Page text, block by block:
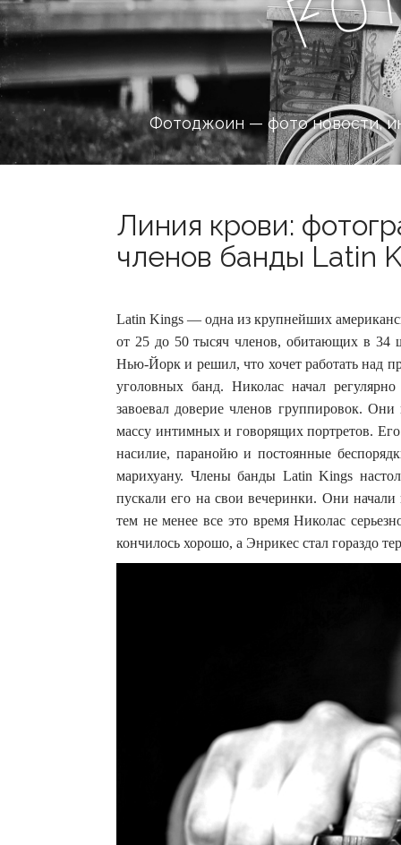
F
Фотоджоин — фото новости,
Линия крови:
членов банды Latin
Latin Kings — одна из крупнейших
от 25 до 50 тысяч членов, обитающих в 34
Нью-Йорк и решил, что хочет работать над
уголовных банд. Николас начал
завоевал доверие членов группировок.
массу интимных и говорящих портретов.
насилие, паранойю и постоянные
марихуану. Члены банды Latin Kings
пускали его на свои вечеринки. Они
тем не менее все это время Николас
кончилось хорошо, а Энрикес стал гораздо